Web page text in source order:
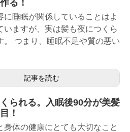
る！
に睡眠が関係していることはよ
いますが、実は髪も夜につくら
。 つまり、睡眠不足や質の悪い
記事を読む
られる。入眠後90分が美髪
！
身体の健康にとても大切なこと